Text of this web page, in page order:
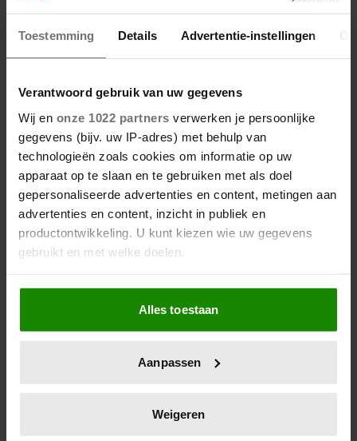
Toestemming Details Advertentie-instellingen
Verantwoord gebruik van uw gegevens
Wij en onze 1022 partners verwerken je persoonlijke
gegevens (bijv. uw IP-adres) met behulp van
technologieën zoals cookies om informatie op uw
apparaat op te slaan en te gebruiken met als doel
gepersonaliseerde advertenties en content, metingen aan
advertenties en content, inzicht in publiek en
productontwikkeling. U kunt kiezen wie uw gegevens
gebruikt en met welke doelen.
Als u het toestaat, willen we ook graag:
Informatie verzamelen over uw geografische
locatie, die tot een paar meter nauwkeurig kan zijn
scannen op specifieke eigenschappen (fingerprinting)
verwerkt en stel uw voorkeuren in het
Alles toestaan
Aanpassen
Weigeren